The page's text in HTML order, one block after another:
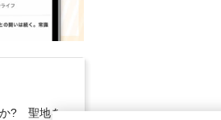
か? 聖地を